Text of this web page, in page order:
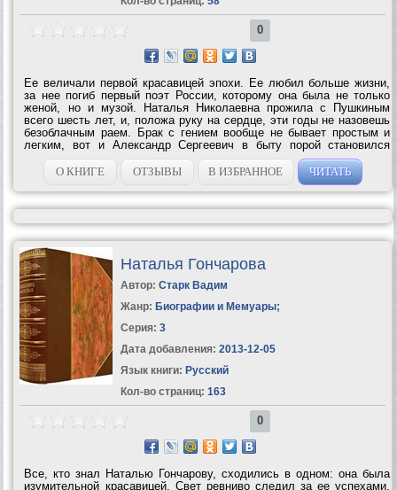
0
Ее величали первой красавицей эпохи. Ее любил больше жизни,
за нее погиб первый поэт России, которому она была не только
женой, но и музой. Наталья Николаевна прожила с Пушкиным
всего шесть лет, и, положа руку на сердце, эти годы не назовешь
безоблачным раем. Брак с гением вообще не бывает простым и
легким, вот и Александр Сергеевич в быту порой становился
невыносим: тут и «африканская» ревность, и тяжелый характер, и
денежные проблемы,...
О КНИГЕ ОТЗЫВЫ В ИЗБРАННОЕ ЧИТАТЬ
Наталья Гончарова
Автор: Старк Вадим
Жанр: Биографии и Мемуары;
Серия: 3
Дата добавления: 2013-12-05
Язык книги: Русский
Кол-во страниц: 163
0
Все, кто знал Наталью Гончарову, сходились в одном: она была
изумительной красавицей. Свет ревниво следил за ее успехами,